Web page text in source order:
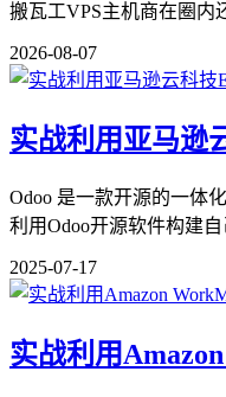
搬瓦工VPS主机商在圈内
2026-08-07
实战利用亚马逊
Odoo​ 是一款开源的一体
利用Odoo开源软件构建
2025-07-17
实战利用